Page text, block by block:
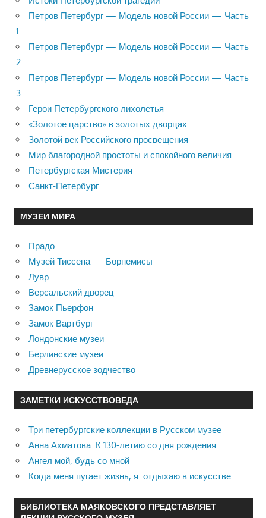
Петров Петербург — Модель новой России — Часть
1
Петров Петербург — Модель новой России — Часть
2
Петров Петербург — Модель новой России — Часть
3
Герои Петербургского лихолетья
«Золотое царство» в золотых дворцах
Золотой век Российского просвещения
Мир благородной простоты и спокойного величия
Петербургская Мистерия
Санкт-Петербург
МУЗЕИ МИРА
Прадо
Музей Тиссена — Борнемисы
Лувр
Версальский дворец
Замок Пьерфон
Замок Вартбург
Лондонские музеи
Берлинские музеи
Древнерусское зодчество
ЗАМЕТКИ ИСКУССТВОВЕДА
Три петербургские коллекции в Русском музее
Анна Ахматова. К 130-летию со дня рождения
Ангел мой, будь со мной
Когда меня пугает жизнь, я отдыхаю в искусстве …
БИБЛИОТЕКА МАЯКОВСКОГО ПРЕДСТАВЛЯЕТ